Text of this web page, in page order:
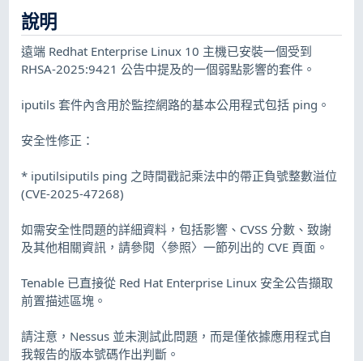
說明
遠端 Redhat Enterprise Linux 10 主機已安裝一個受到
RHSA-2025:9421 公告中提及的一個弱點影響的套件。
iputils 套件內含用於監控網路的基本公用程式包括 ping。
安全性修正：
* iputilsiputils ping 之時間戳記乘法中的帶正負號整數溢位
(CVE-2025-47268)
如需安全性問題的詳細資料，包括影響、CVSS 分數、致謝
及其他相關資訊，請參閱〈參照〉一節列出的 CVE 頁面。
Tenable 已直接從 Red Hat Enterprise Linux 安全公告擷取
前置描述區塊。
請注意，Nessus 並未測試此問題，而是僅依據應用程式自
我報告的版本號碼作出判斷。